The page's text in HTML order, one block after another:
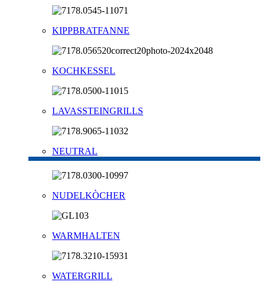
KIPPBRATFANNE
KOCHKESSEL
LAVASSTEINGRILLS
NEUTRAL
NUDELKÒCHER
WARMHALTEN
WATERGRILL